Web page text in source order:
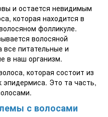
и остается невидимым
которая находится в
фолликуле.
волосяной
все питательные и
в наш организм.
которая состоит из
эпидермиса. Это та часть,
с волосами